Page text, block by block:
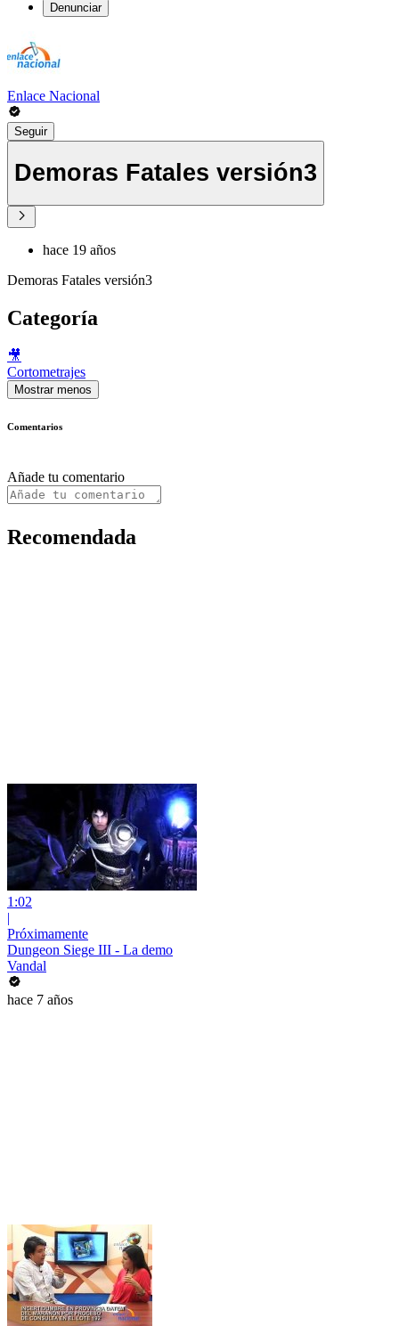
Denunciar
Enlace Nacional
Seguir
Demoras Fatales versión3
hace 19 años
Demoras Fatales versión3
Categoría
🎥
Cortometrajes
Mostrar menos
Comentarios
Añade tu comentario
Recomendada
1:02
|
Próximamente
Dungeon Siege III - La demo
Vandal
hace 7 años